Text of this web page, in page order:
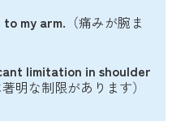
my arm. （痛みが腕ま
limitation in shoulder
著明な制限があります）